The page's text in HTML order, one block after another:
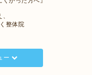
整体院
ー